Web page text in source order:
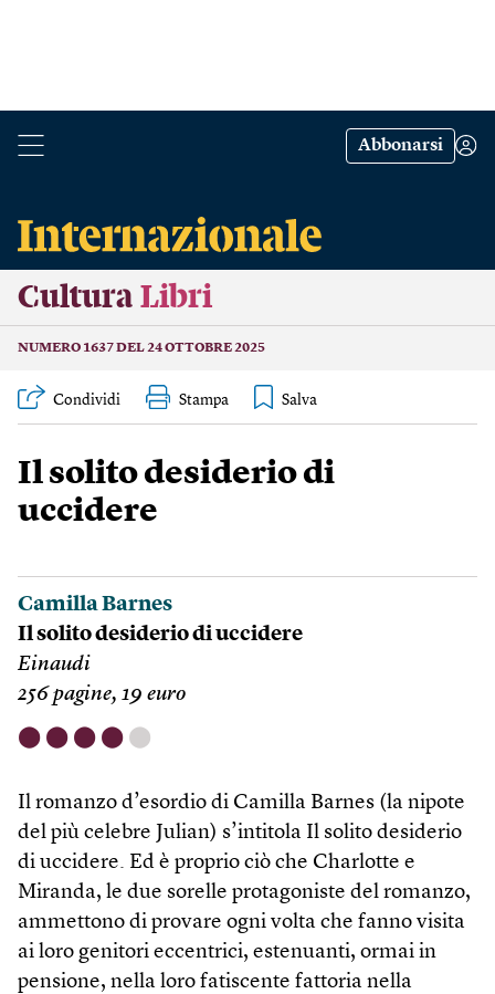
Abbonarsi
Cultura Libri
NUMERO 1637 DEL 24 OTTOBRE 2025
Condividi Stampa
Il solito desiderio di
uccidere
Camilla Barnes
Il solito desiderio di uccidere
Einaudi
256 pagine, 19 euro
⬤ ⬤ ⬤ ⬤ ⬤
Il romanzo d’esordio di Camilla Barnes (la nipote
del più celebre Julian) s’intitola Il solito desiderio
di uccidere. Ed è proprio ciò che Charlotte e
Miranda, le due sorelle protagoniste del romanzo,
ammettono di provare ogni volta che fanno visita
ai loro genitori eccentrici, estenuanti, ormai in
pensione, nella loro fatiscente fattoria nella